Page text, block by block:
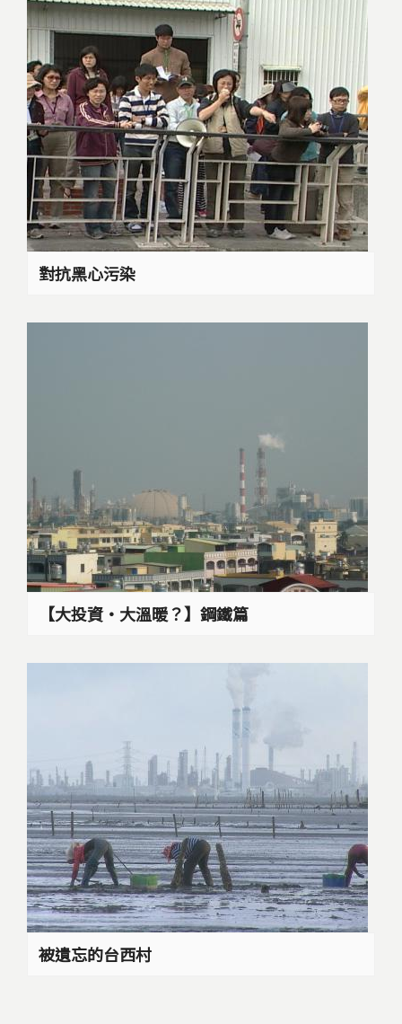
對抗黑心污染
【大投資‧大溫暖？】鋼鐵篇
被遺忘的台西村